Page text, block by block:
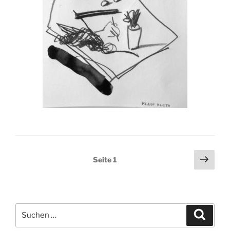
Seitennummerierung
Seite1
Suchen